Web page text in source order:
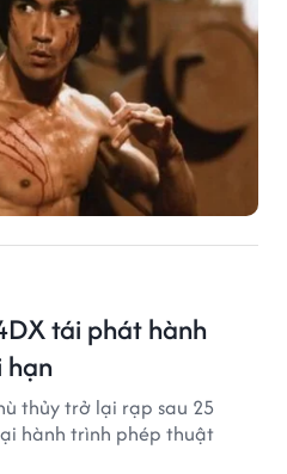
tái phát hành
thủy trở lại rạp sau 25
hành trình phép thuật